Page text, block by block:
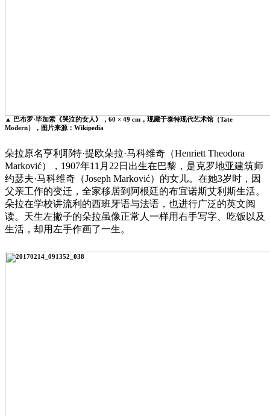
▲ 巴布罗·毕加索《哭泣的女人》，60 × 49 cm，现藏于泰特现代艺术馆（Tate
Modern），图片来源：Wikipedia
朵拉原名亨利耶特·提欧朵拉·马科维奇（Henriett Theodora
Marković），1907年11月22日出生在巴黎，是克罗地亚建筑师
约瑟夫·马科维奇（Joseph Marković）的女儿。在她3岁时，因
父亲工作的变迁，全家移居到阿根廷的布宜诺斯艾利斯生活。
朵拉在学校讲流利的西班牙语与法语，也进行广泛的英文阅
读。天生左撇子的朵拉虽像正常人一样用右手写字、吃饭以及
生活，却用左手作画了一生。